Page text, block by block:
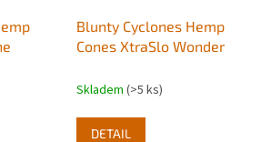
Blunty Cyclones Hemp
Cones XtraSlo Wonder
Skladem (>5 ks)
DETAIL